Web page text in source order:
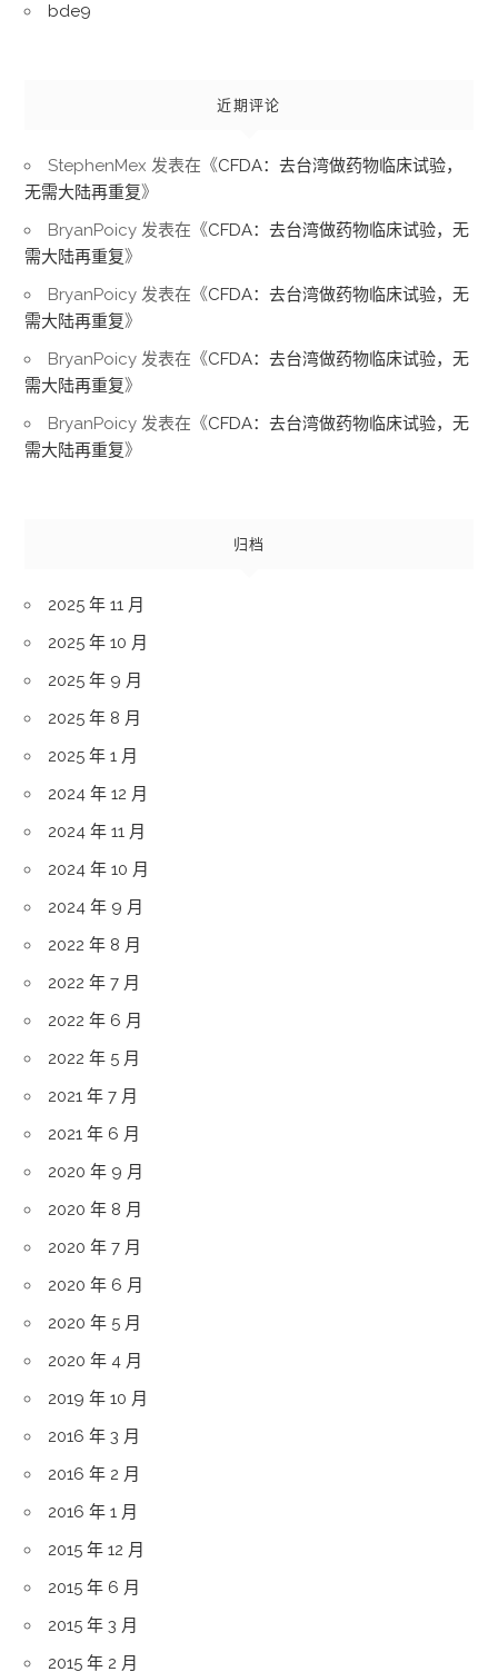
bde9
近期评论
StephenMex 发表在《CFDA：去台湾做药物临床试验，
无需大陆再重复》
BryanPoicy 发表在《CFDA：去台湾做药物临床试验，无
需大陆再重复》
BryanPoicy 发表在《CFDA：去台湾做药物临床试验，无
需大陆再重复》
BryanPoicy 发表在《CFDA：去台湾做药物临床试验，无
需大陆再重复》
BryanPoicy 发表在《CFDA：去台湾做药物临床试验，无
需大陆再重复》
归档
2025 年 11 月
2025 年 10 月
2025 年 9 月
2025 年 8 月
2025 年 1 月
2024 年 12 月
2024 年 11 月
2024 年 10 月
2024 年 9 月
2022 年 8 月
2022 年 7 月
2022 年 6 月
2022 年 5 月
2021 年 7 月
2021 年 6 月
2020 年 9 月
2020 年 8 月
2020 年 7 月
2020 年 6 月
2020 年 5 月
2020 年 4 月
2019 年 10 月
2016 年 3 月
2016 年 2 月
2016 年 1 月
2015 年 12 月
2015 年 6 月
2015 年 3 月
2015 年 2 月